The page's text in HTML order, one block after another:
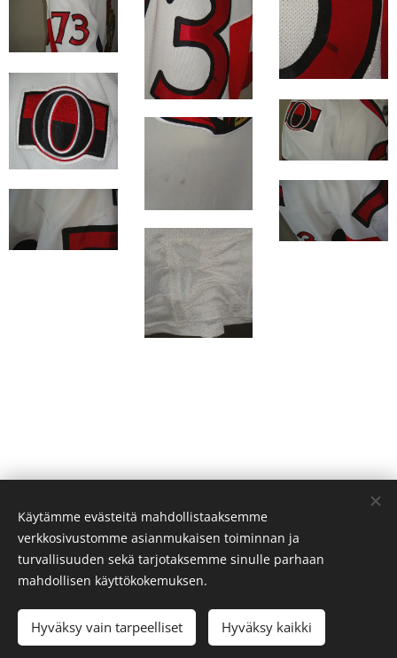
© 2019 Gabi Hakanen
Evästeet
Kielet
Suomi
English
Käytämme evästeitä mahdollistaaksemme
verkkosivustomme asianmukaisen toiminnan ja
turvallisuuden sekä tarjotaksemme sinulle parhaan
mahdollisen käyttökokemuksen.
Hyväksy vain tarpeelliset Hyväksy kaikki